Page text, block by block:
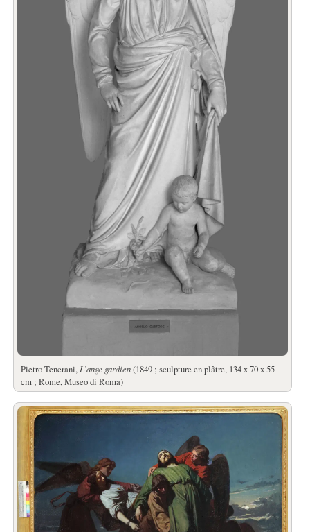
Pietro Tenerani, L’ange gardien(1849 ; sculpture en plâtre, 134 x 70 x 55
cm ; Rome, Museo di Roma)